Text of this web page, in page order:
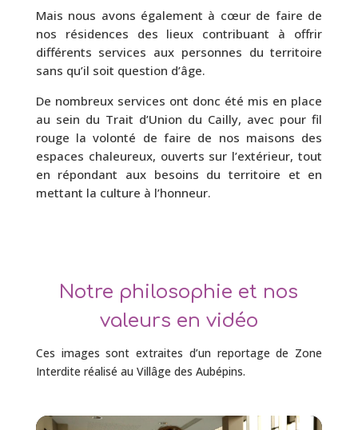
Mais nous avons également à cœur de faire de
nos résidences des lieux contribuant à offrir
différents services aux personnes du territoire
sans qu’il soit question d’âge.
De nombreux services ont donc été mis en place
au sein du Trait d’Union du Cailly, avec pour fil
rouge la volonté de faire de nos maisons des
espaces chaleureux, ouverts sur l’extérieur, tout
en répondant aux besoins du territoire et en
mettant la culture à l’honneur.
Notre philosophie et nos
valeurs en vidéo
Ces images sont extraites d’un reportage de Zone
Interdite réalisé au Villâge des Aubépins.